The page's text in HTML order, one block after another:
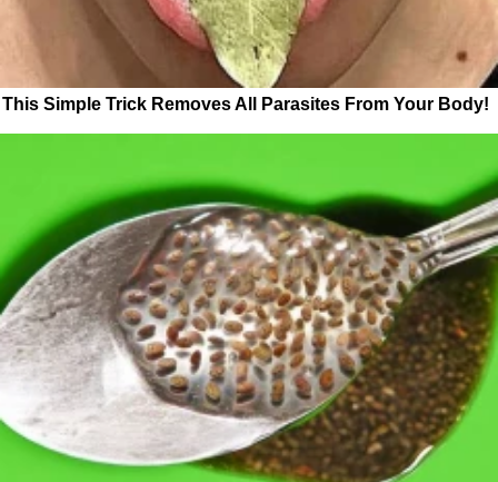
This Simple Trick Removes All Parasites From Your Body!